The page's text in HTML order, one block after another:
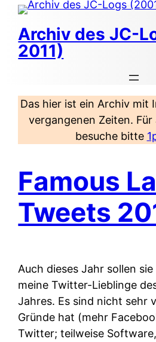
Zum
Inhalt
springen
Archiv des JC-
2011)
Das hier ist ein Archiv mit
vergangenen Zeiten.
besuche bitte
Famous
Tweets
Auch dieses Jahr sollen
meine Twitter-Lieblinge
Jahres. Es sind nicht sehr
Gründe hat (mehr
Twitter; teilweise